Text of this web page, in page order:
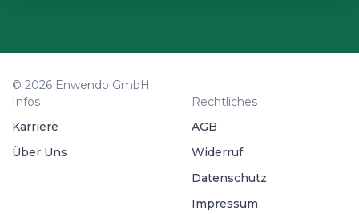
© 2026 Enwendo GmbH
Infos
Karriere
Über Uns
Rechtliches
AGB
Widerruf
Datenschutz
Impressum